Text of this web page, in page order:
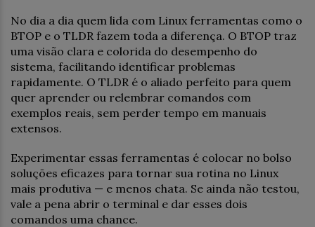
No dia a dia quem lida com Linux ferramentas como o
BTOP e o TLDR fazem toda a diferença. O BTOP traz
uma visão clara e colorida do desempenho do
sistema, facilitando identificar problemas
rapidamente. O TLDR é o aliado perfeito para quem
quer aprender ou relembrar comandos com
exemplos reais, sem perder tempo em manuais
extensos.
Experimentar essas ferramentas é colocar no bolso
soluções eficazes para tornar sua rotina no Linux
mais produtiva — e menos chata. Se ainda não testou,
vale a pena abrir o terminal e dar esses dois
comandos uma chance.